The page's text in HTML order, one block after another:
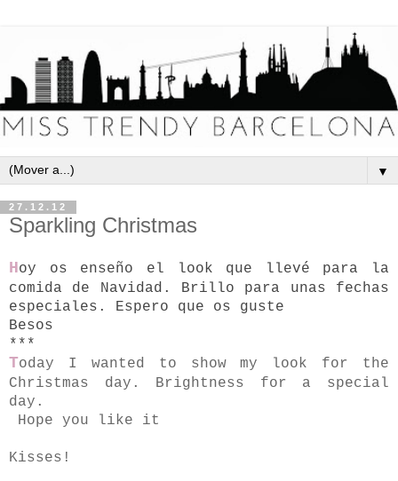
▼
27.12.12
Sparkling Christmas
Hoy os enseño el look que llevé para la
comida de Navidad. Brillo para unas fechas
especiales. Espero que os guste
Besos
***
Today I wanted to show my look for the
Christmas day. Brightness for a special
day.
Hope you like it
Kisses!